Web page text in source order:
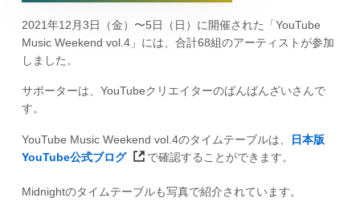
2021年12月3日（金）〜5日（日）に開催された「YouTube
Music Weekend vol.4」には、合計68組のアーティストが参加
しました。
サポーターは、YouTubeクリエイターのばんばんざいさんで
す。
YouTube Music Weekend vol.4のタイムテーブルは、
日本版
YouTube公式ブログ
で確認することができます。
Midnightのタイムテーブルも写真で紹介されています。